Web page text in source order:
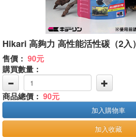
Hikari 高夠力 高性能活性碳（2入）
售價： 90元
購買數量：
商品總價： 90元
加入購物車
加入收藏